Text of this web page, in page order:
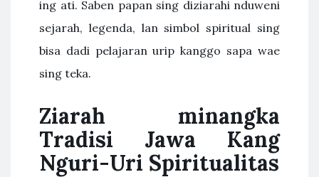
ing ati. Saben papan sing diziarahi nduweni
sejarah, legenda, lan simbol spiritual sing
bisa dadi pelajaran urip kanggo sapa wae
sing teka.
Ziarah minangka
Tradisi Jawa Kang
Nguri-Uri Spiritualitas